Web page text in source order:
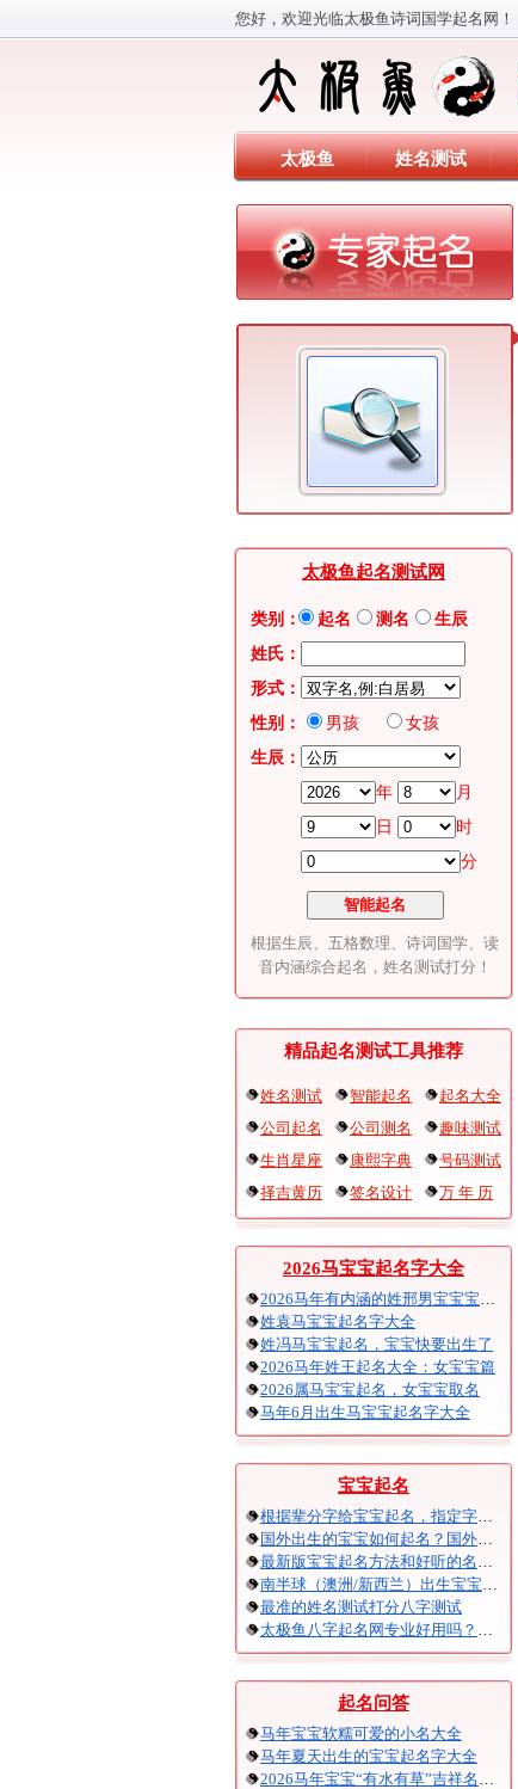
您好，欢迎光临太极鱼诗词国学起名网！
太极鱼 姓名测试
太极鱼起名测试网
类别： 起名 测名
生辰
姓氏：
形式：
性别：
男孩
女孩
生辰：
年
月
日
时
分
根据生辰、五格数理、诗词国学、读
音内涵综合起名，姓名测试打分！
精品起名测试工具推荐
姓名测试 智能起名
起名大全
公司起名
公司测名
趣味测试
生肖星座
康熙字典
号码测试
择吉黄历
签名设计 万 年 历
2026马宝宝起名字大全
2026马年有内涵的姓邢男宝宝宝起名
姓袁马宝宝起名字大全
姓冯马宝宝起名，宝宝快要出生了
2026马年姓王起名大全：女宝宝篇
2026属马宝宝起名，女宝宝取名
马年6月出生马宝宝起名字大全
宝宝起名
根据辈分字给宝宝起名，指定字宝宝起名大全
国外出生的宝宝如何起名？国外出生宝宝八字起名时间怎么算？
最新版宝宝起名方法和好听的名字精选
南半球（澳洲/新西兰）出生宝宝五行八字起名以及时间推算
最准的姓名测试打分八字测试
太极鱼八字起名网专业好用吗？太极鱼起名怎么样？
起名问答
马年宝宝软糯可爱的小名大全
马年夏天出生的宝宝起名字大全
2026马年宝宝“有水有草”吉祥名字大全